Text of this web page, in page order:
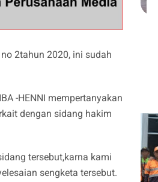
2tahun 2020, ini sudah
-HENNI mempertanyakan
dengan sidang hakim
tersebut,karna kami
sengketa tersebut.